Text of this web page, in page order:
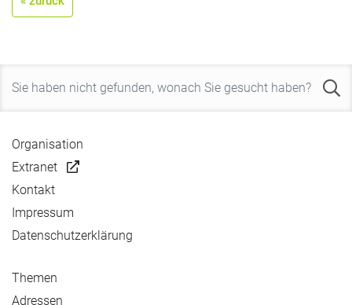
Organisation
Extranet
Kontakt
Impressum
Datenschutzerklärung
Themen
Adressen